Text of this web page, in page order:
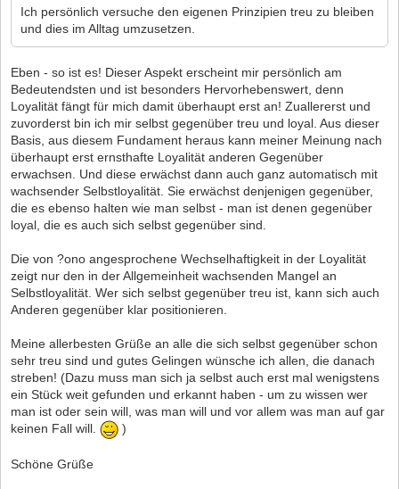
Ich persönlich versuche den eigenen Prinzipien treu zu bleiben
und dies im Alltag umzusetzen.
Eben - so ist es! Dieser Aspekt erscheint mir persönlich am
Bedeutendsten und ist besonders Hervorhebenswert, denn
Loyalität fängt für mich damit überhaupt erst an! Zuallererst und
zuvorderst bin ich mir selbst gegenüber treu und loyal. Aus dieser
Basis, aus diesem Fundament heraus kann meiner Meinung nach
überhaupt erst ernsthafte Loyalität anderen Gegenüber
erwachsen. Und diese erwächst dann auch ganz automatisch mit
wachsender Selbstloyalität. Sie erwächst denjenigen gegenüber,
die es ebenso halten wie man selbst - man ist denen gegenüber
loyal, die es auch sich selbst gegenüber sind.
Die von ?ono angesprochene Wechselhaftigkeit in der Loyalität
zeigt nur den in der Allgemeinheit wachsenden Mangel an
Selbstloyalität. Wer sich selbst gegenüber treu ist, kann sich auch
Anderen gegenüber klar positionieren.
Meine allerbesten Grüße an alle die sich selbst gegenüber schon
sehr treu sind und gutes Gelingen wünsche ich allen, die danach
streben! (Dazu muss man sich ja selbst auch erst mal wenigstens
ein Stück weit gefunden und erkannt haben - um zu wissen wer
man ist oder sein will, was man will und vor allem was man auf gar
keinen Fall will.
)
Schöne Grüße